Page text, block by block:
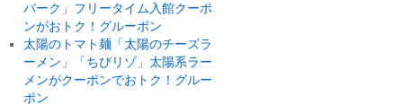
バーク」フリータイム入館クーポ
ンがおトク！グルーポン
太陽のトマト麺「太陽のチーズラ
ーメン」「ちびリゾ」太陽系ラー
メンがクーポンでおトク！グルー
ポン